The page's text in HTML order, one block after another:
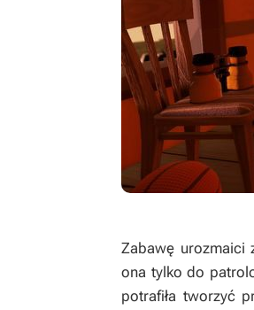
Zabawę urozmaici
ona tylko do
potrafiła tworzyć